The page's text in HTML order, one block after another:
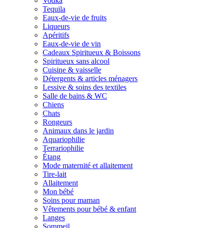
Tequila
Eaux-de-vie de fruits
Liqueurs
Apéritifs
Eaux-de-vie de vin
Cadeaux Spiritueux & Boissons
Spiritueux sans alcool
Cuisine & vaisselle
Détergents & articles ménagers
Lessive & soins des textiles
Salle de bains & WC
Chiens
Chats
Rongeurs
Animaux dans le jardin
Aquariophilie
Terrariophilie
Étang
Mode maternité et allaitement
Tire-lait
Allaitement
Mon bébé
Soins pour maman
Vêtements pour bébé & enfant
Langes
Sommeil